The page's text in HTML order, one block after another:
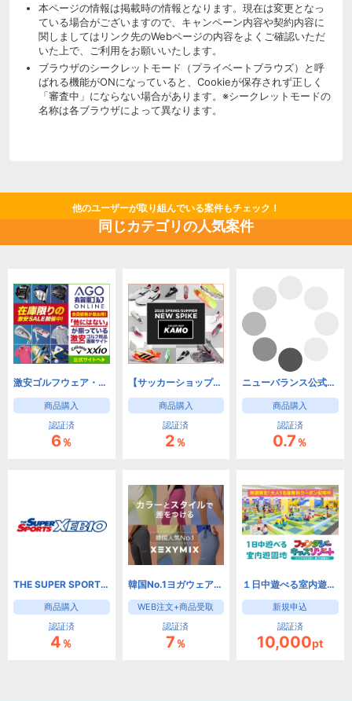
本ページの情報は掲載時の情報となります。現在は変更となっ
ている場合がございますので、キャンペーン内容や契約内容に
関しましてはリンク先のWebページの内容をよくご確認いただ
いた上で、ご利用をお願いいたします。
ブラウザのシークレットモード（プライベートブラウズ）と呼
ばれる機能がONになっていると、Cookieが保存されず正しく
「審査中」にならない場合があります。※シークレットモードの
名称は各ブラウザによって異なります。
他のユーザーが取り組んでいる案件もチェック！
同じカテゴリの人気案件
激安ゴルフウェア・ゴルフクラブの有賀園ゴルフオンラインAGO
商品購入
認証済
6％
【サッカーショップ】KAMO
商品購入
認証済
2％
ニューバランス公式オンラインストア
商品購入
認証済
0.7％
THE SUPER SPORTS XEBIO スーパースポーツゼビオ
商品購入
認証済
4％
韓国No.1ヨガウェアブランド【XEXYMIX】
WEB注文+商品受取
認証済
7％
１日中遊べる室内遊園地 ファンタジーキッズリゾート
新規申込
認証済
10,000pt